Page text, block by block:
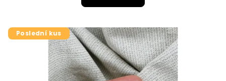
Poslední kus